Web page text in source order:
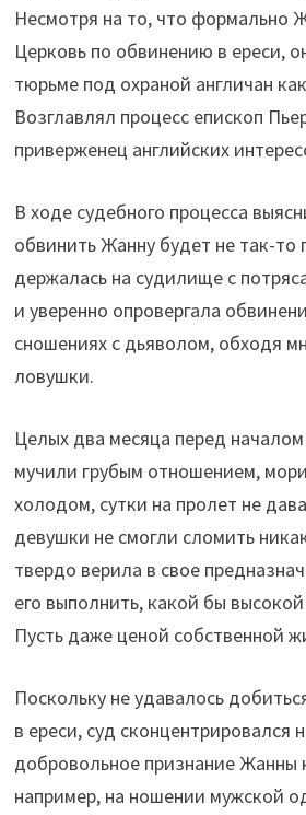
Несмотря на то, что формально
Церковь по обвинению в ереси,
тюрьме под охраной англичан
Возглавлял процесс епископ
приверженец английских
В ходе судебного процесса
обвинить Жанну будет не так-
держалась на судилище с
и уверенно опровергала
сношениях с дьяволом, обходя
ловушки.
Целых два месяца перед
мучили грубым отношением,
холодом, сутки на пролет не
девушки не смогли сломить
твердо верила в свое
его выполнить, какой бы
Пусть даже ценой собственной
Поскольку не удавалось
в ереси, суд сконцентрировался
добровольное признание Жанны
например, на ношении мужской